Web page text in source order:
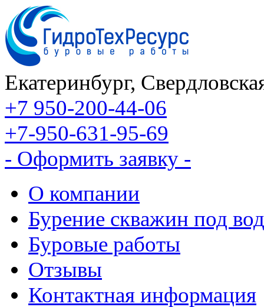
Екатеринбург,
+7 950-200-44-06
+7-950-631-95-69
- Оформить заявку -
О компании
Бурение скважин под
Буровые работы
Отзывы
Контактная информация